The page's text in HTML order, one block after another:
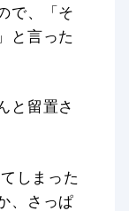
で、「そ
と言った
と留置さ
しまった
、さっぱ